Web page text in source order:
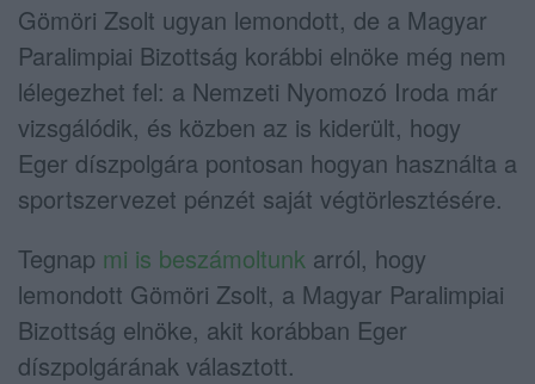
Gömöri Zsolt ugyan lemondott, de a Magyar
Paralimpiai Bizottság korábbi elnöke még nem
lélegezhet fel: a Nemzeti Nyomozó Iroda már
vizsgálódik, és közben az is kiderült, hogy
Eger díszpolgára pontosan hogyan használta a
sportszervezet pénzét saját végtörlesztésére.
Tegnap mi is beszámoltunk arról, hogy
lemondott Gömöri Zsolt, a Magyar Paralimpiai
Bizottság elnöke, akit korábban Eger
díszpolgárának választott.